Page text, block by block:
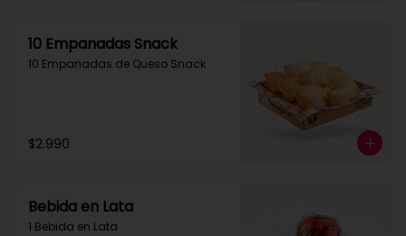
10 Empanadas Snack
10 Empanadas de Queso Snack
$2.990
Bebida en Lata
1 Bebida en Lata